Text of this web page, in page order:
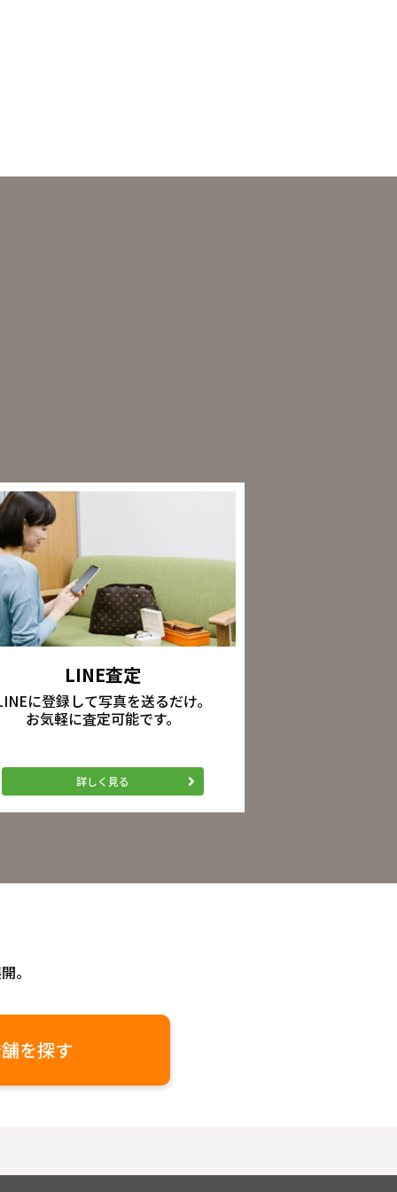
LINE査定
に登録して写真を送るだけ。
お気軽に査定可能です。
詳しく見る
。
を探す